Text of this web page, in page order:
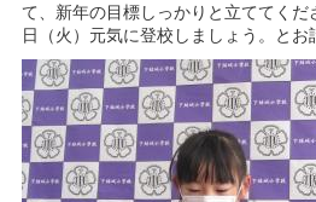
て、新年の目標しっかりと立ててくだ
日（火）元気に登校しましょう。とお